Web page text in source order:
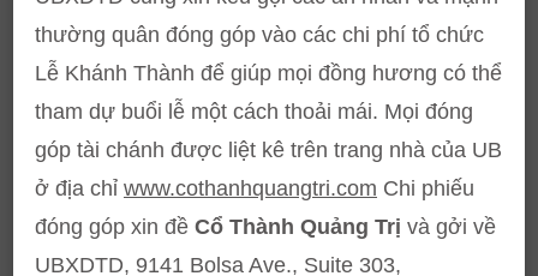
thường quân đóng góp vào các chi phí tổ chức
Lễ Khánh Thành để giúp mọi đồng hương có thể
tham dự buổi lễ một cách thoải mái. Mọi đóng
góp tài chánh được liệt kê trên trang nhà của UB
ở địa chỉ www.cothanhquangtri.com Chi phiếu
đóng góp xin đề Cổ Thành Quảng Trị và gởi về
UBXDTD, 9141 Bolsa Ave., Suite 303,